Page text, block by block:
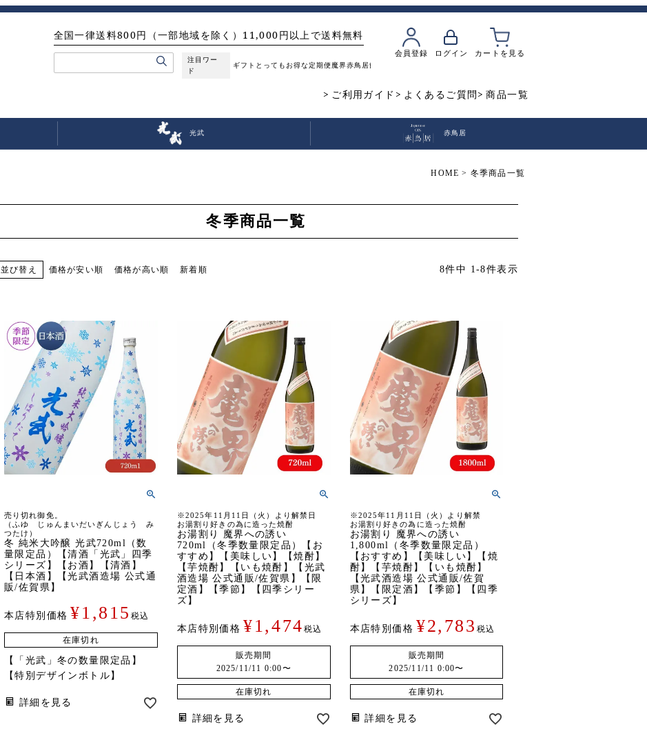
会員登録 ログイン カートを見る
全国一律送料800円（一部地域を除く）11,000円以上で送料無料
注目ワー
ド
ギフト とってもお得な定期便 魔界赤鳥居飲み比べ
ご利用ガイド よくあるご質問 商品一覧
光武 赤鳥居
HOME 冬季商品一覧
冬季商品一覧
並び替え 価格が安い順 価格が高い順 新着順 8件中 1-8件表示
売り切れ御免。
（ふゆ じゅんまいだいぎんじょう み
つたけ）
冬 純米大吟醸 光武720ml（数
量限定品）【清酒「光武」四季
シリーズ】【お酒】【清酒】
【日本酒】【光武酒造場 公式通
販/佐賀県】
本店特別価格 ¥1,815税込
在庫切れ
【「光武」冬の数量限定品】
【特別デザインボトル】
詳細を見る
※2025年11月11日（火）より解禁日
お湯割り好きの為に造った焼酎
お湯割り 魔界への誘い
720ml（冬季数量限定品）【お
すすめ】【美味しい】【焼酎】
【芋焼酎】【いも焼酎】【光武
酒造場 公式通販/佐賀県】【限
定酒】【季節】【四季シリー
ズ】
本店特別価格 ¥1,474 税込
販売期間
2025/11/11 0:00〜
在庫切れ
詳細を見る
※2025年11月11日（火）より解禁
お湯割り好きの為に造った焼酎
お湯割り 魔界への誘い
1,800ml（冬季数量限定品）
【おすすめ】【美味しい】【焼
酎】【芋焼酎】【いも焼酎】
【光武酒造場 公式通販/佐賀
県】【限定酒】【季節】【四季
シリーズ】
本店特別価格 ¥2,783 税込
販売期間
2025/11/11 0:00〜
在庫切れ
詳細を見る